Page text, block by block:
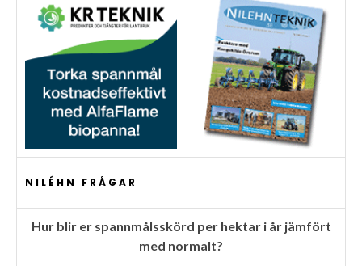
NILÉHN FRÅGAR
Hur blir er spannmålsskörd per hektar i år jämfört
med normalt?